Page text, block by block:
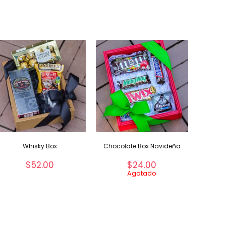
Whisky Box
$52.00
Chocolate Box Navideña
$24.00
Agotado